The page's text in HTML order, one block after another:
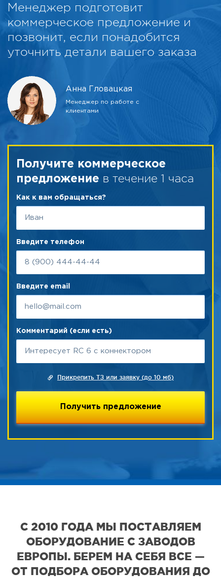
Менеджер подготовит
коммерческое предложение и
позвонит, если понадобится
уточнить детали вашего заказа
Анна Гловацкая
Менеджер по работе с
клиентами
Получите коммерческое
предложение в течение 1 часа
Как к вам обращаться?
Введите телефон
Введите email
Комментарий (если есть)
Прикрепить ТЗ или заявку (до 10 мб)
С 2010 ГОДА МЫ ПОСТАВЛЯЕМ
ОБОРУДОВАНИЕ С ЗАВОДОВ
ЕВРОПЫ. БЕРЕМ НА СЕБЯ ВСЕ —
ОТ ПОДБОРА ОБОРУДОВАНИЯ ДО